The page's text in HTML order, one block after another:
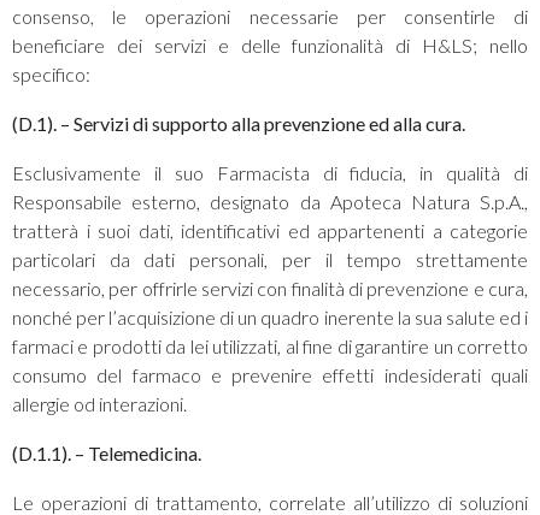
consenso, le operazioni necessarie per consentirle di
beneficiare dei servizi e delle funzionalità di H&LS; nello
specifico:
(D.1). – Servizi di supporto alla prevenzione ed alla cura.
Esclusivamente il suo Farmacista di fiducia, in qualità di
Responsabile esterno, designato da Apoteca Natura S.p.A.,
tratterà i suoi dati, identificativi ed appartenenti a categorie
particolari da dati personali, per il tempo strettamente
necessario, per offrirle servizi con finalità di prevenzione e cura,
nonché per l’acquisizione di un quadro inerente la sua salute ed i
farmaci e prodotti da lei utilizzati, al fine di garantire un corretto
consumo del farmaco e prevenire effetti indesiderati quali
allergie od interazioni.
(D.1.1). – Telemedicina.
Le operazioni di trattamento, correlate all’utilizzo di soluzioni